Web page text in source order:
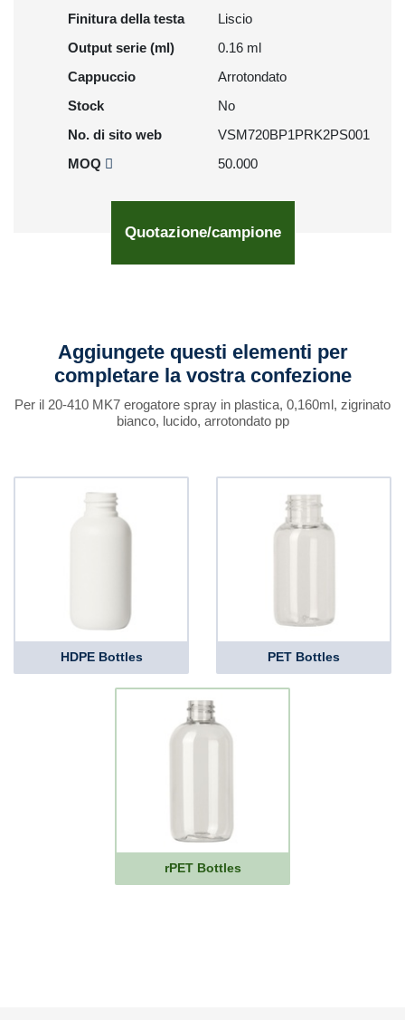
Finitura della testa
Liscio
Output serie (ml)
0.16 ml
Cappuccio
Arrotondato
Stock
No
No. di sito web
VSM720BP1PRK2PS001
MOQ
50.000
Quotazione/campione
Aggiungete questi elementi per
completare la vostra confezione
Per il 20-410 MK7 erogatore spray in plastica, 0,160ml, zigrinato
bianco, lucido, arrotondato pp
HDPE Bottles PET Bottles
rPET Bottles